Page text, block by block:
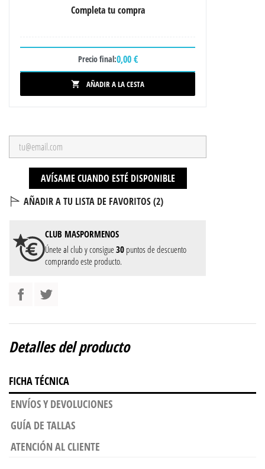
Completa tu compra
Precio final:0,00 €
 AÑADIR A LA CESTA
AVÍSAME CUANDO ESTÉ DISPONIBLE
AÑADIR A TU LISTA DE FAVORITOS (2)
CLUB MASPORMENOS
Únete al club y consigue30 puntos de descuento
comprando este producto.
Detalles del producto
FICHA TÉCNICA
ENVÍOS Y DEVOLUCIONES
GUÍA DE TALLAS
ATENCIÓN AL CLIENTE